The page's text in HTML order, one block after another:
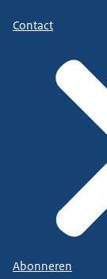
Contact
Abonneren